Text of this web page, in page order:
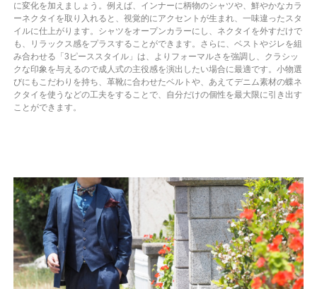
に変化を加えましょう。例えば、インナーに柄物のシャツや、鮮やかなカラ
ーネクタイを取り入れると、視覚的にアクセントが生まれ、一味違ったスタ
イルに仕上がります。シャツをオープンカラーにし、ネクタイを外すだけで
も、リラックス感をプラスすることができます。さらに、ベストやジレを組
み合わせる「3ピーススタイル」は、よりフォーマルさを強調し、クラシッ
クな印象を与えるので成人式の主役感を演出したい場合に最適です。小物選
びにもこだわりを持ち、革靴に合わせたベルトや、あえてデニム素材の蝶ネ
クタイを使うなどの工夫をすることで、自分だけの個性を最大限に引き出す
ことができます。